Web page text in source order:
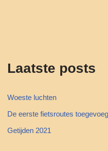
Laatste posts
Woeste luchten
De eerste fietsroutes
Getijden 2021